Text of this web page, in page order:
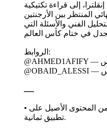
إلى قراءة تكتيكية
المنتظر بين الأرجنتين
الفني والأسئلة التي
الروابط:
ــــ
• تابع البطولات السعودية وغيرها من المحتوى الأصيل على
تطبيق ثمانية.